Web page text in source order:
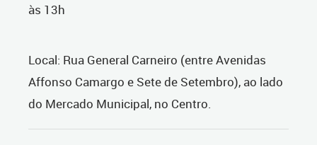
às 13h
Local: Rua General Carneiro (entre Avenidas
Affonso Camargo e Sete de Setembro), ao lado
do Mercado Municipal, no Centro.